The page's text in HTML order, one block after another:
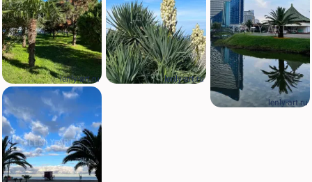
lenly-art.ru lenly-art.ru
lenly-art.ru